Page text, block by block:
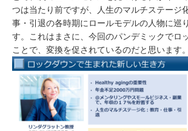
つは当たり前ですが、人生のマルチステージ
事・引退の各時期にロールモデルの人物に巡
す。これはまさに、今回のパンデミックでロ
ことで、変換を促されているのだと思います。